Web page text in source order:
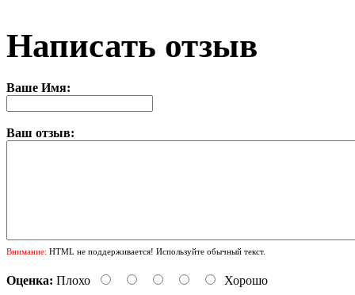
Написать отзыв
Ваше Имя:
Ваш отзыв:
Внимание: HTML не поддерживается! Используйте обычный текст.
Оценка: Плохо Хорошо